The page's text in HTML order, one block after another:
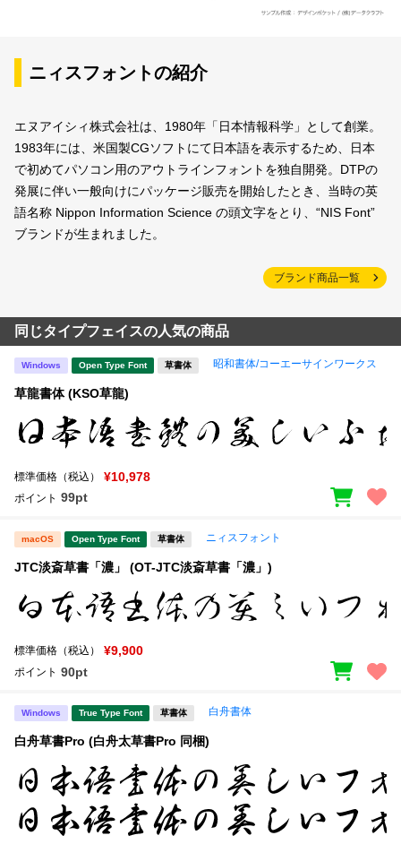
ニィスフォントの紹介
エヌアイシィ株式会社は、1980年「日本情報科学」として創業。
1983年には、米国製CGソフトにて日本語を表示するため、日本
で初めてパソコン用のアウトラインフォントを独自開発。DTPの
発展に伴い一般向けにパッケージ販売を開始したとき、当時の英
語名称 Nippon Information Science の頭文字をとり、“NIS Font”
ブランドが生まれました。
ブランド商品一覧
同じタイプフェイスの人気の商品
Windows Open Type Font 草書体 昭和書体/コーエーサインワークス
草龍書体 (KSO草龍)
標準価格（税込） ¥10,978
ポイント 99pt
macOS Open Type Font 草書体 ニィスフォント
JTC淡斎草書「濃」 (OT-JTC淡斎草書「濃」)
標準価格（税込） ¥9,900
ポイント 90pt
Windows True Type Font 草書体 白舟書体
白舟草書Pro (白舟太草書Pro 同梱)